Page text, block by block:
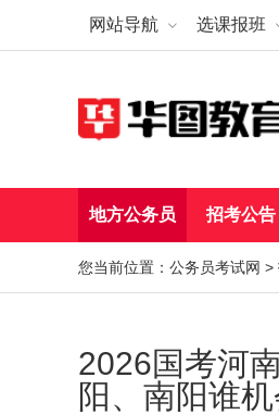
网站导航 选课报班
地方公务员 招考公告
您当前位置： 公务员考试网 >
2026国考河
阳、南阳谁